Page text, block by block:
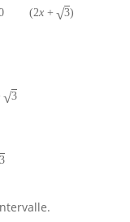
(2x + √3)
√3